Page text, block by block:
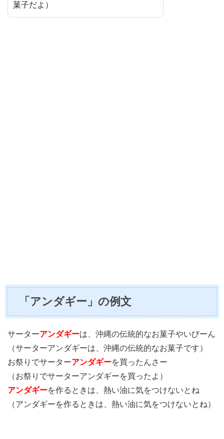
菓子だよ）
「アンダギー」の例文
サーターアンダギーは、沖縄の伝統的なお菓子やいびーん
（サーターアンダギーは、沖縄の伝統的なお菓子です）
お祭りでサーターアンダギーを買ったんさー
（お祭りでサーターアンダギーを買ったよ）
アンダギーを作るときは、熱い油に気をつけないとね
（アンダギーを作るときは、熱い油に気をつけないとね）